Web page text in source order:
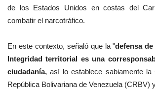
de los Estados Unidos en costas del
combatir el narcotráfico.
En este contexto, señaló que la "defensa
Integridad territorial es una
ciudadanía, así lo establece sabiamente la
República Bolivariana de Venezuela (CRBV)